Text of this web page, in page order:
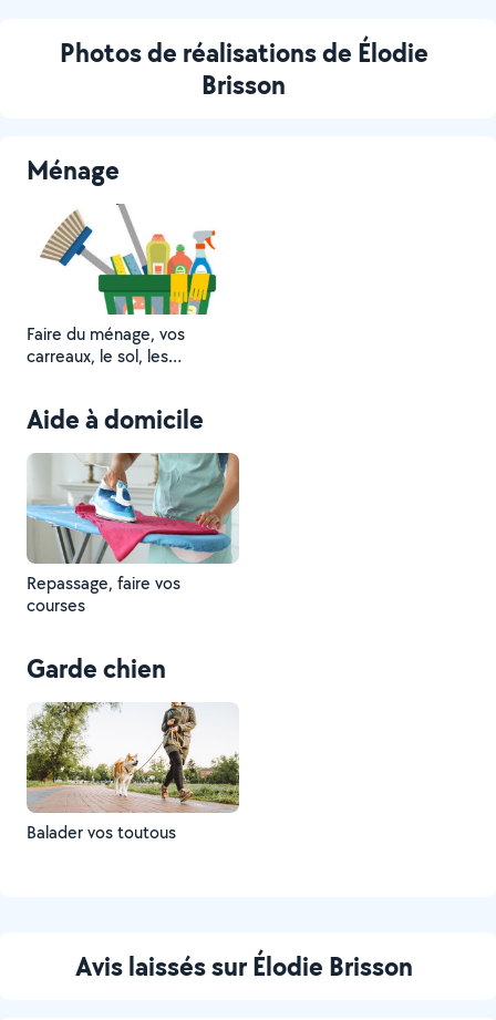
Photos de réalisations de Élodie
Brisson
Ménage
Faire du ménage, vos
carreaux, le sol, les
Aide à domicile
Repassage, faire vos
courses
Garde chien
Balader vos toutous
Avis laissés sur Élodie Brisson